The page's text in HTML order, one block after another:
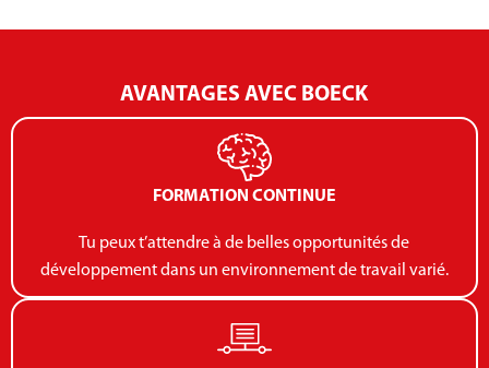
AVANTAGES AVEC BOECK
FORMATION CONTINUE
Tu peux t’attendre à de belles opportunités de
développement dans un environnement de travail varié.